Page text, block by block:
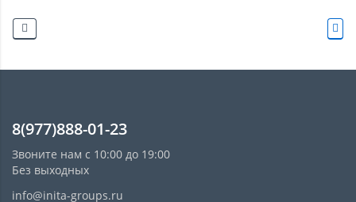
8(977)888-01-23
Звоните нам с 10:00 до 19:00
Без выходных
info@inita-groups.ru